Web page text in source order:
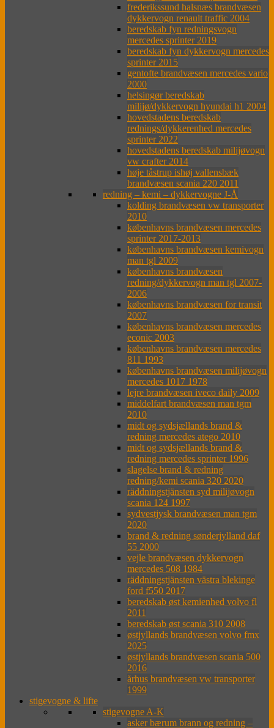
frederikssund halsnæs brandvæsen
dykkervogn renault traffic 2004
beredskab fyn redningsvogn
mercedes sprinter 2019
beredskab fyn dykkervogn mercedes
sprinter 2015
gentofte brandvæsen mercedes vario
2000
helsingør beredskab
milijø/dykkervogn hyundai h1 2004
hovedstadens beredskab
rednings/dykkerenhed mercedes
sprinter 2022
hovedstadens beredskab milijøvogn
vw crafter 2014
høje tåstrup ishøj vallensbæk
brandvæsen scania 220 2011
redning – kemi – dykkervogne J-Å
kolding brandvæsen vw transporter
2010
københavns brandvæsen mercedes
sprinter 2017-2013
københavns brandvæsen kemivogn
man tgl 2009
københavns brandvæsen
redning/dykkervogn man tgl 2007-
2006
københavns brandvæsen for transit
2007
københavns brandvæsen mercedes
econic 2003
københavns brandvæsen mercedes
811 1993
københavns brandvæsen milijøvogn
mercedes 1017 1978
lejre brandvæsen iveco daily 2009
middelfart brandvæsen man tgm
2010
midt og sydsjællands brand &
redning mercedes atego 2010
midt og sydsjællands brand &
redning mercedes sprinter 1996
slagelse brand & redning
redning/kemi scania 320 2020
räddningstjänsten syd milijøvogn
scania 124 1997
sydvestjysk brandvæsen man tgm
2020
brand & redning sønderjylland daf
55 2000
vejle brandvæsen dykkervogn
mercedes 508 1984
räddningstjänsten västra blekinge
ford f550 2017
beredskab øst kemienhed volvo fl
2011
beredskab øst scania 310 2008
østjyllands brandvæsen volvo fmx
2025
østjyllands brandvæsen scania 500
2016
århus brandvæsen vw transporter
1999
stigevogne & lifte
stigevogne A-K
asker bærum brann og redning –